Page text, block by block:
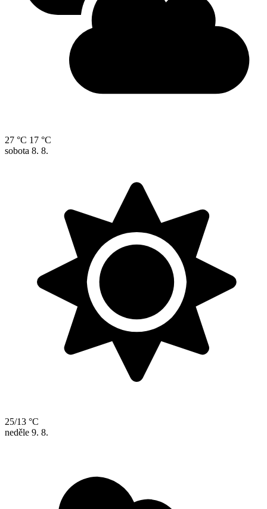
27 °C 17 °C
sobota 8. 8.
25/13 °C
neděle 9. 8.